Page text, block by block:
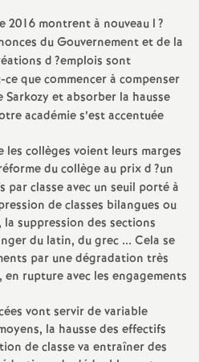
2016 montrent à nouveau l?
du Gouvernement et de la
d?emplois sont
que commencer à compenser
Sarkozy et absorber la hausse
académie s’est accentuée
collèges voient leurs marges
du collège au prix d?un
classe avec un seuil porté à
de classes bilangues ou
la suppression des sections
du latin, du grec ... Cela se
par une dégradation très
rupture avec les engagements
vont servir de variable
la hausse des effectifs
de classe va entraîner des